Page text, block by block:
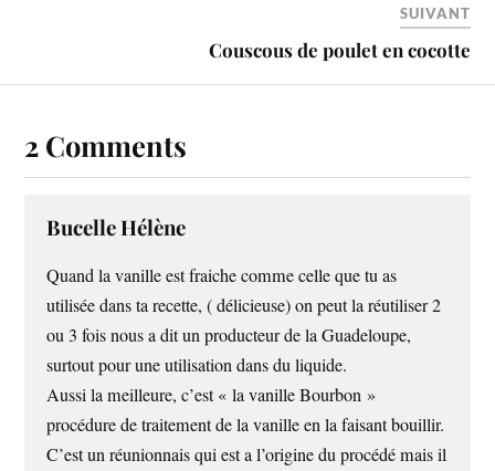
SUIVANT
Couscous de poulet en cocotte
2 Comments
Bucelle Hélène
Quand la vanille est fraiche comme celle que tu as
utilisée dans ta recette, ( délicieuse) on peut la réutiliser 2
ou 3 fois nous a dit un producteur de la Guadeloupe,
surtout pour une utilisation dans du liquide.
Aussi la meilleure, c’est « la vanille Bourbon »
procédure de traitement de la vanille en la faisant bouillir.
C’est un réunionnais qui est a l’origine du procédé mais il